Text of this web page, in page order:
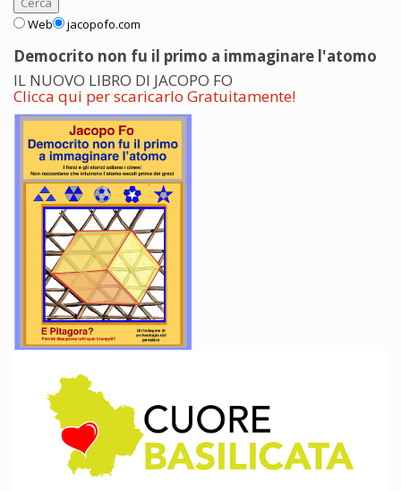
Web jacopofo.com
Democrito non fu il primo a immaginare l'atomo
IL NUOVO LIBRO DI JACOPO FO
Clicca qui per scaricarlo Gratuitamente!